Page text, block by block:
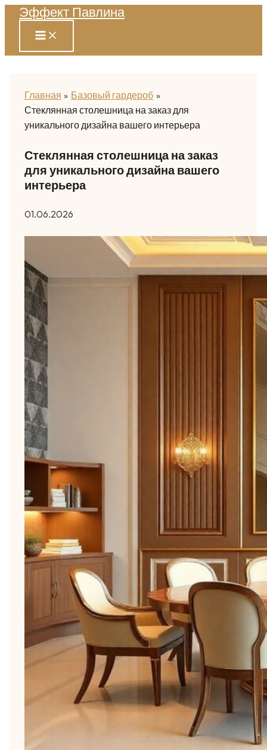
Перейти
содержимому
Эффект Павлина
Главная
Базовый гардероб
Стеклянная столешница на заказ для
уникального дизайна вашего интерьера
Стеклянная столешница на заказ
для уникального дизайна вашего
интерьера
01.06.2026